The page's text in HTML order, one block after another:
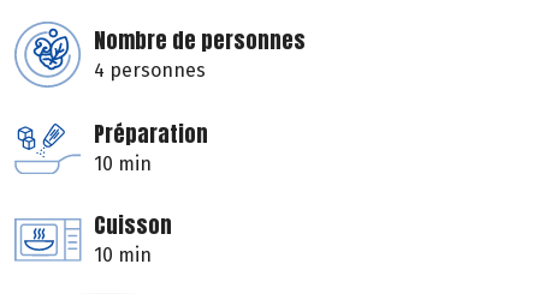
Nombre de personnes
4 personnes
Préparation
10 min
Cuisson
10 min